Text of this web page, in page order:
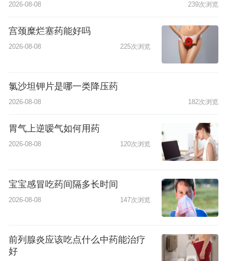
2026-08-08 239次浏览
宫颈糜烂塞药能好吗
2026-08-08 225次浏览
氯沙坦钾片是哪一类降压药
2026-08-08 182次浏览
胃气上逆嗳气如何用药
2026-08-08 120次浏览
宝宝感冒吃药间隔多长时间
2026-08-08 147次浏览
前列腺炎应该吃点什么中药能治疗
好